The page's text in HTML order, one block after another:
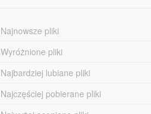
Najnowsze pliki
Wyróżnione pliki
Najbardziej lubiane pliki
Najczęściej pobierane pliki